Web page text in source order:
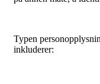
Typen
inkluderer: